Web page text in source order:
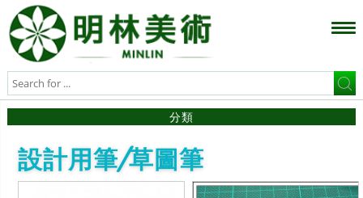
分類
設計用筆/草圖筆